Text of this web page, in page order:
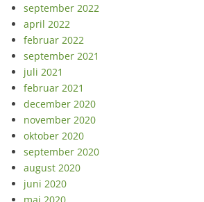
september 2022
april 2022
februar 2022
september 2021
juli 2021
februar 2021
december 2020
november 2020
oktober 2020
september 2020
august 2020
juni 2020
maj 2020